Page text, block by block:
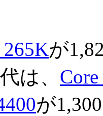
265Kが
は、
が